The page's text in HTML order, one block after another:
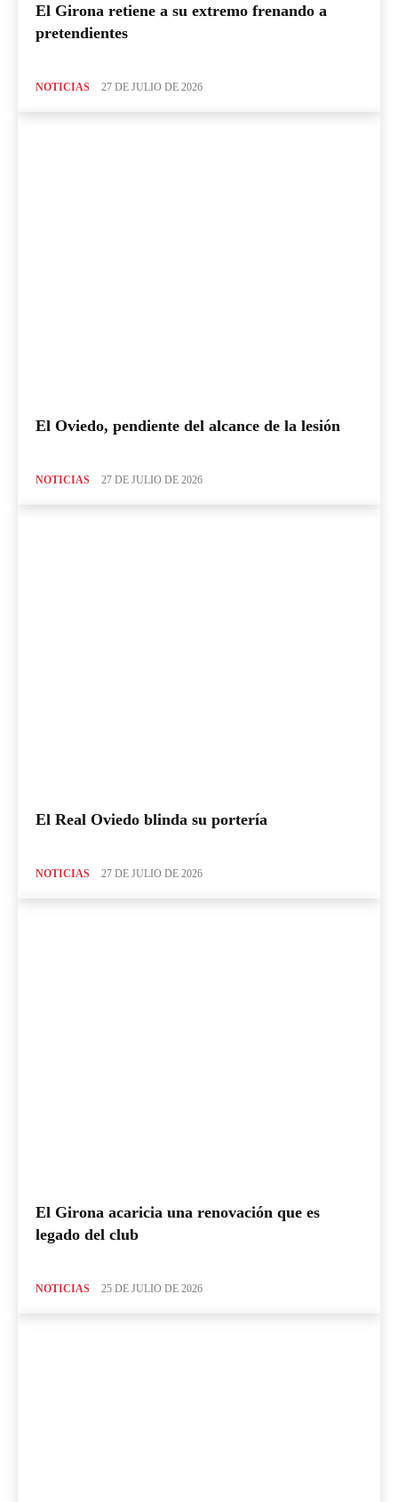
El Girona retiene a su extremo frenando a
pretendientes
NOTICIAS 27 DE JULIO DE 2026
El Oviedo, pendiente del alcance de la lesión
NOTICIAS 27 DE JULIO DE 2026
El Real Oviedo blinda su portería
NOTICIAS 27 DE JULIO DE 2026
El Girona acaricia una renovación que es
legado del club
NOTICIAS 25 DE JULIO DE 2026